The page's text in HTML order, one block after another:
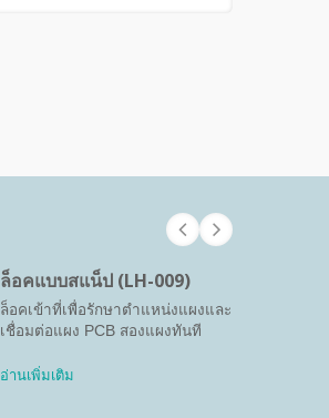
ล็อคแบบสแน็ป (LH-009)
ล็อคเข้าที่เพื่อรักษาตำแหน่งแผงและ
เชื่อมต่อแผง PCB สองแผงทันที
อ่านเพิ่มเติม